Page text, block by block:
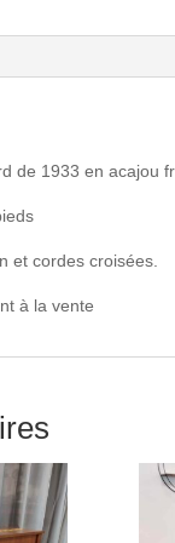
de 1933 en acajou
et cordes croisées.
à la vente